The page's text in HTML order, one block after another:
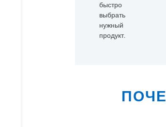
быстро
выбрать
нужный
продукт.